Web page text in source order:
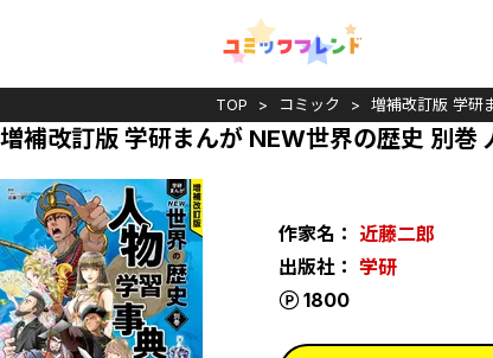
TOP コミック 増補改訂版 学研
増補改訂版 学研まんが NEW世界の歴史 別巻
作家名： 近藤二郎
出版社： 学研
1800